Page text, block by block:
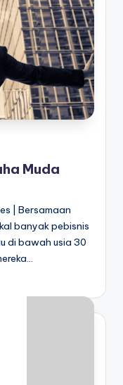
Muda
| Bersamaan
banyak pebisnis
di bawah usia 30